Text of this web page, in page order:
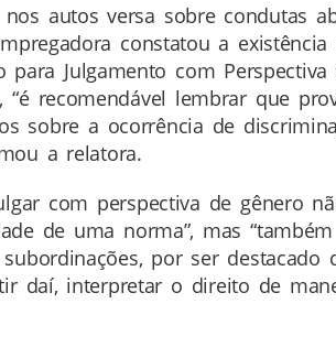
autos versa sobre condutas
constatou a
Julgamento com
“é recomendável lembrar que
sobre a ocorrência de
a relatora.
com perspectiva de gênero
de uma norma”, mas
por ser destacado
daí, interpretar o direito de